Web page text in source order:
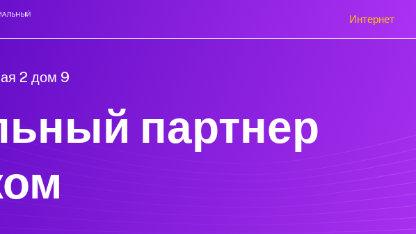
Интернет
2 дом 9
партнер